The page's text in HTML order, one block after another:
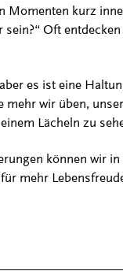
Momenten kurz
Oft
es ist eine
wir üben,
Lächeln zu
können wir
mehr